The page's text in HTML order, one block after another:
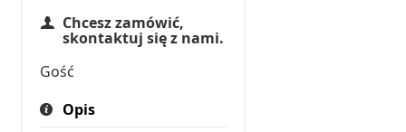
Chcesz zamówić,
skontaktuj się z nami.
Gość
Opis